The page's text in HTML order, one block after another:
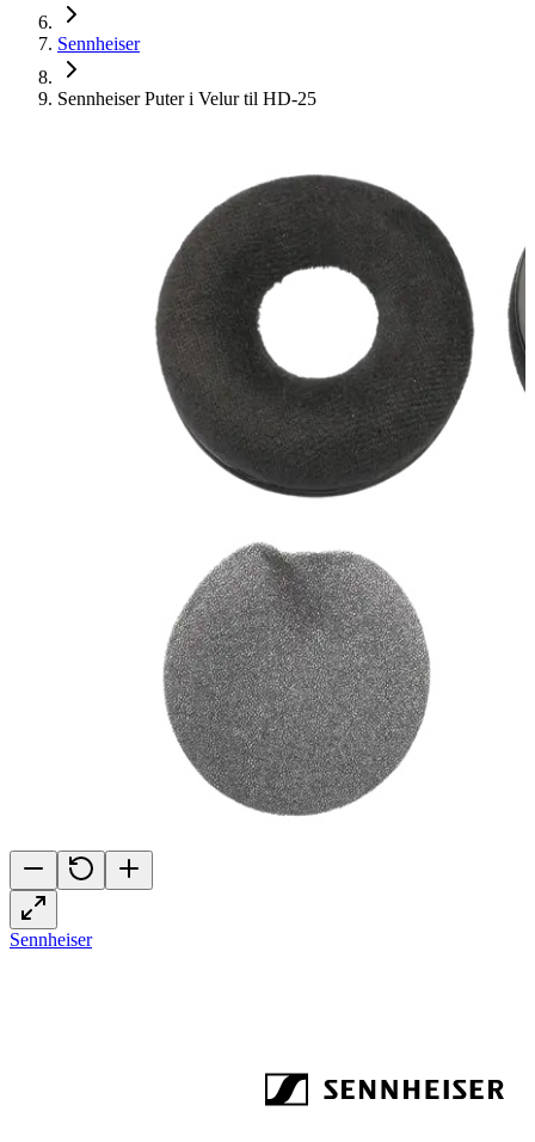
Sennheiser
Sennheiser Puter i Velur til HD-25
Sennheiser